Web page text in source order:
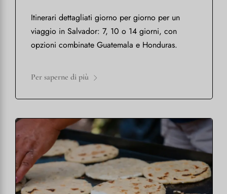
Itinerari dettagliati giorno per giorno per un
viaggio in Salvador: 7, 10 o 14 giorni, con
opzioni combinate Guatemala e Honduras.
Per saperne di più